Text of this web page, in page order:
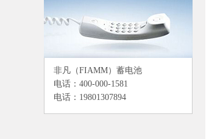
非凡（FIAMM）蓄电池
电话：400-000-1581
电话：19801307894